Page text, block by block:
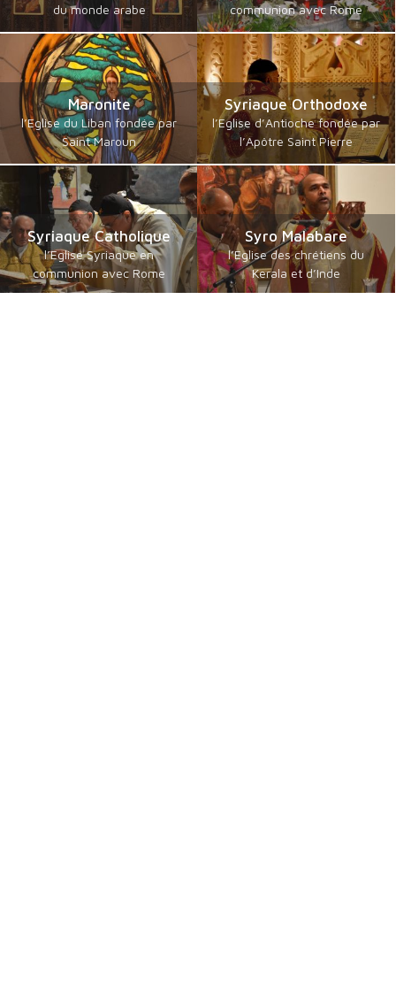
du monde arabe
communion avec Rome
Maronite
l’Eglise du Liban fondée par
Saint Maroun
Syriaque Orthodoxe
l’Eglise d’Antioche fondée par
l’Apôtre Saint Pierre
Syriaque Catholique
l’Eglise Syriaque en
communion avec Rome
Syro Malabare
l’Eglise des chrétiens du
Kerala et d’Inde